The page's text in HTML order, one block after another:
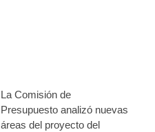
La Comisión de
Presupuesto analizó nuevas
áreas del proyecto del